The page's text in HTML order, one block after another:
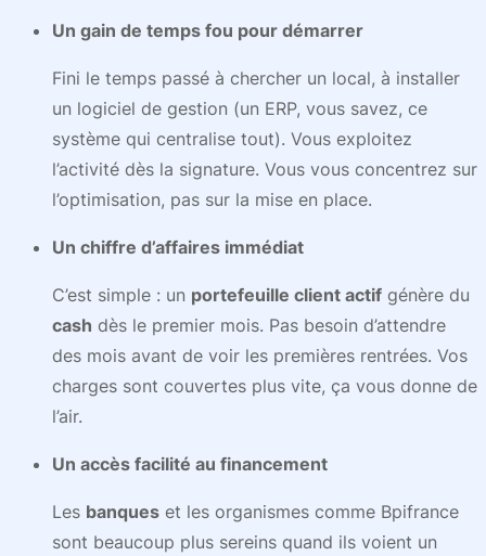
Un gain de temps fou pour démarrer
Fini le temps passé à chercher un local, à installer
un logiciel de gestion (un ERP, vous savez, ce
système qui centralise tout). Vous exploitez
l’activité dès la signature. Vous vous concentrez sur
l’optimisation, pas sur la mise en place.
Un chiffre d’affaires immédiat
C’est simple : un portefeuille client actif génère du
cash dès le premier mois. Pas besoin d’attendre
des mois avant de voir les premières rentrées. Vos
charges sont couvertes plus vite, ça vous donne de
l’air.
Un accès facilité au financement
Les banques et les organismes comme Bpifrance
sont beaucoup plus sereins quand ils voient un